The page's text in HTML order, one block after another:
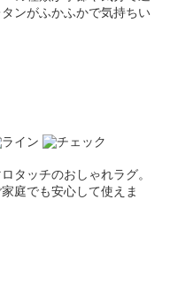
ンがふかふかで気持ちい
タッチのおしゃれラグ。
庭でも安心して使えま